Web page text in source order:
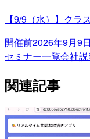
【9/9（水）】ク
開催前2026年9月9
セミナー一覧会社
関連記事